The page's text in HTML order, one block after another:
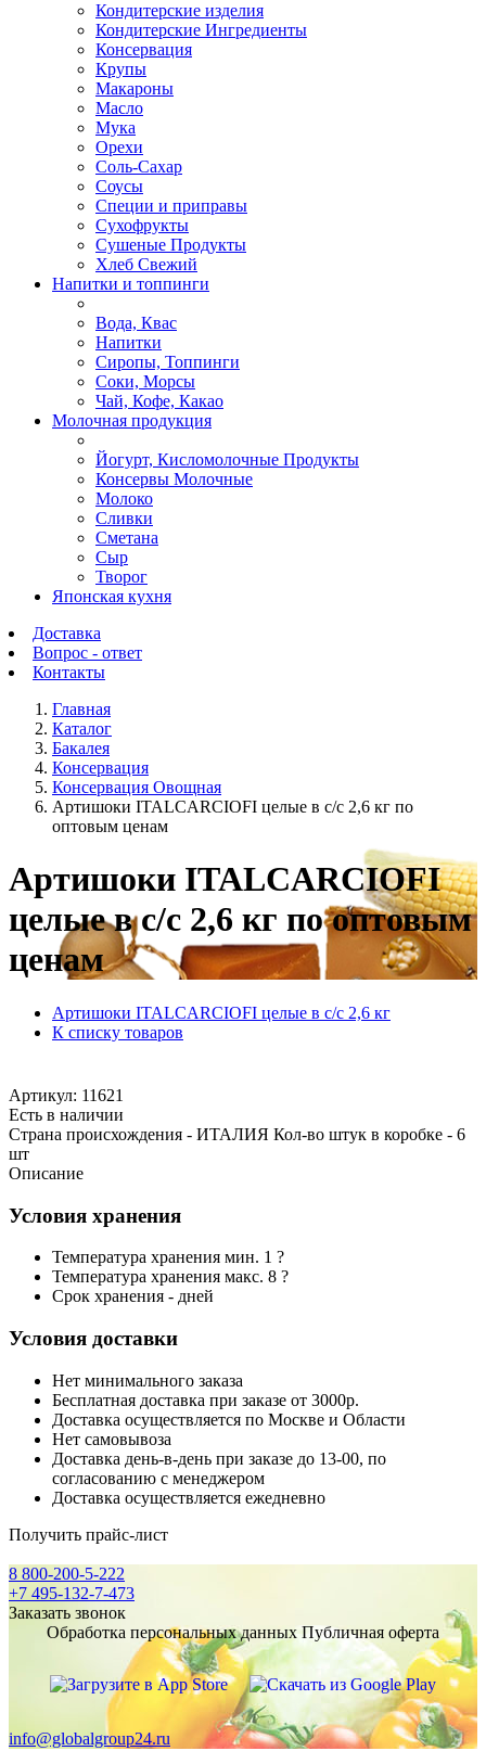
Кондитерские изделия
Кондитерские Ингредиенты
Консервация
Крупы
Макароны
Масло
Мука
Орехи
Соль-Сахар
Соусы
Специи и приправы
Сухофрукты
Сушеные Продукты
Хлеб Свежий
Напитки и топпинги
Вода, Квас
Напитки
Сиропы, Топпинги
Соки, Морсы
Чай, Кофе, Какао
Молочная продукция
Йогурт, Кисломолочные Продукты
Консервы Молочные
Молоко
Сливки
Сметана
Сыр
Творог
Японская кухня
Доставка
Вопрос - ответ
Контакты
Главная
Каталог
Бакалея
Консервация
Консервация Овощная
Артишоки ITALCARCIOFI целые в с/с 2,6 кг по
оптовым ценам
Артишоки ITALCARCIOFI
целые в с/с 2,6 кг по оптовым
ценам
Артишоки ITALCARCIOFI целые в с/с 2,6 кг
К списку товаров
Артикул: 11621
Есть в наличии
Страна происхождения - ИТАЛИЯ Кол-во штук в коробке - 6
шт
Описание
Условия хранения
Температура хранения мин. 1 ?
Температура хранения макс. 8 ?
Срок хранения - дней
Условия доставки
Нет минимального заказа
Бесплатная доставка при заказе от 3000р.
Доставка осуществляется по Москве и Области
Нет самовывоза
Доставка день-в-день при заказе до 13-00, по
согласованию с менеджером
Доставка осуществляется ежедневно
Получить прайс-лист
8 800-200-5-222
+7 495-132-7-473
Заказать звонок
Обработка персональных данных Публичная оферта
info@globalgroup24.ru